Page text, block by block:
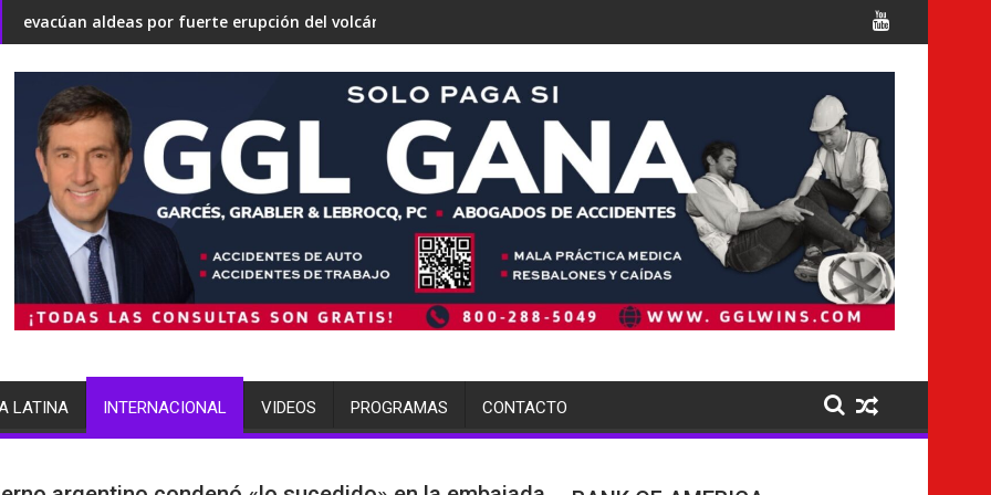
en una 'Gaza silenciosa'
su estrategia nuclear
fuerte erupción del volcán de Fuegoterminó arrestada por múltiples cargos Italia confirma la muerte de 7 nacionales
LATINA INTERNACIONAL VIDEOS PROGRAMAS CONTACTO